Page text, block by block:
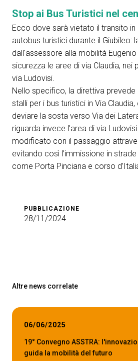
Stop ai Bus Turistici nel
Ecco dove sarà vietato il transito in
autobus turistici durante il Giubileo:
dall'assessore alla mobilità
sicurezza le aree di via Claudia, nei
via Ludovisi.
Nello specifico, la direttiva prevede
stalli per i bus turistici in Via
deviare la sosta verso Via dei
riguarda invece l'area di via
modificato con il passaggio
evitando così l’immissione in
come Porta Pinciana e corso
PUBBLICAZIONE
28/11/2024
Altre news correlate
06/06/2025
19° Convegno ASSTRA:
guida la mobilità del futuro